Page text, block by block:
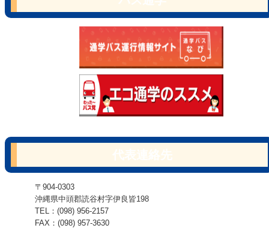
〒904-0303
沖縄県中頭郡読谷村字伊良皆198
TEL：(098) 956-2157
FAX：(098) 957-3630